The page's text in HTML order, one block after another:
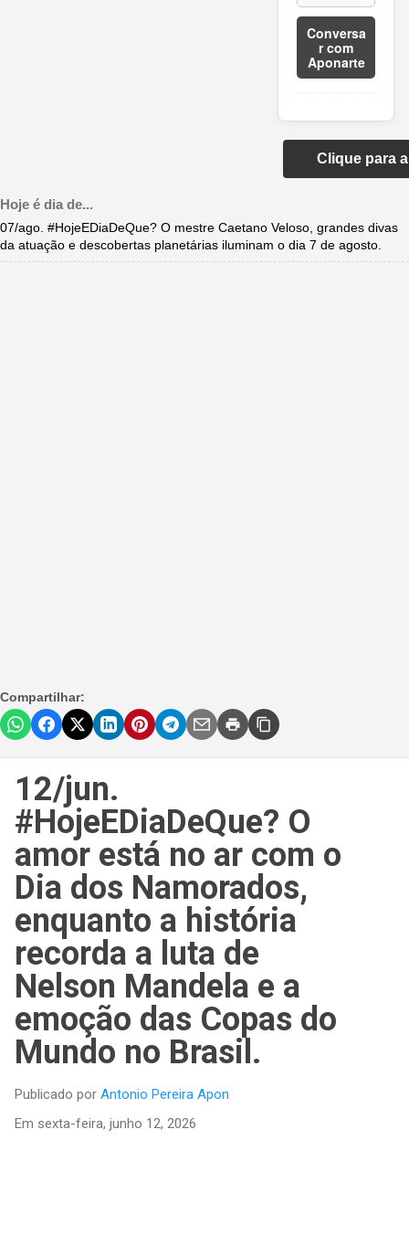
Conversa
r com
Aponarte
Clique para
Hoje é dia de...
07/ago. #HojeEDiaDeQue? O mestre Caetano Veloso, grandes divas
da atuação e descobertas planetárias iluminam o dia 7 de agosto.
Compartilhar:
12/jun.
#HojeEDiaDeQue? O
amor está no ar com o
Dia dos Namorados,
enquanto a história
recorda a luta de
Nelson Mandela e a
emoção das Copas do
Mundo no Brasil.
Publicado por Antonio Pereira Apon
Em sexta-feira, junho 12, 2026